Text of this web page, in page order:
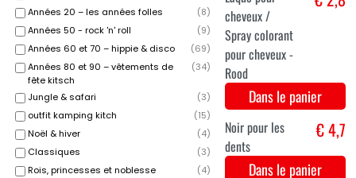
Années 20 – les années folles
(8)
Années 50 - rock 'n' roll
(9)
Années 60 et 70 – hippie & disco
(69)
Années 80 et 90 – vêtements de
fête kitsch
(34)
Jungle & safari (3)
outfit kamping kitch
(15)
Noël & hiver
(4)
Classiques
(3)
Rois, princesses et noblesse
(4)
Maquillage
éponge
Dans le panier